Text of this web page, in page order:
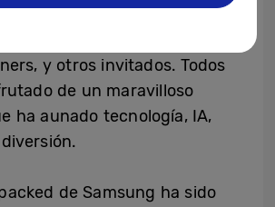
también han querido estar
y otros invitados. Todos
de un maravilloso
ha aunado tecnología, IA,
de Samsung ha sido